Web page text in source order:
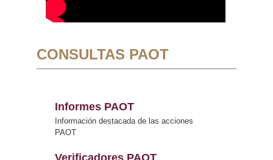
CONSULTAS PAOT
Informes PAOT
Información destacada de las acciones
PAOT
Verificadores PAOT